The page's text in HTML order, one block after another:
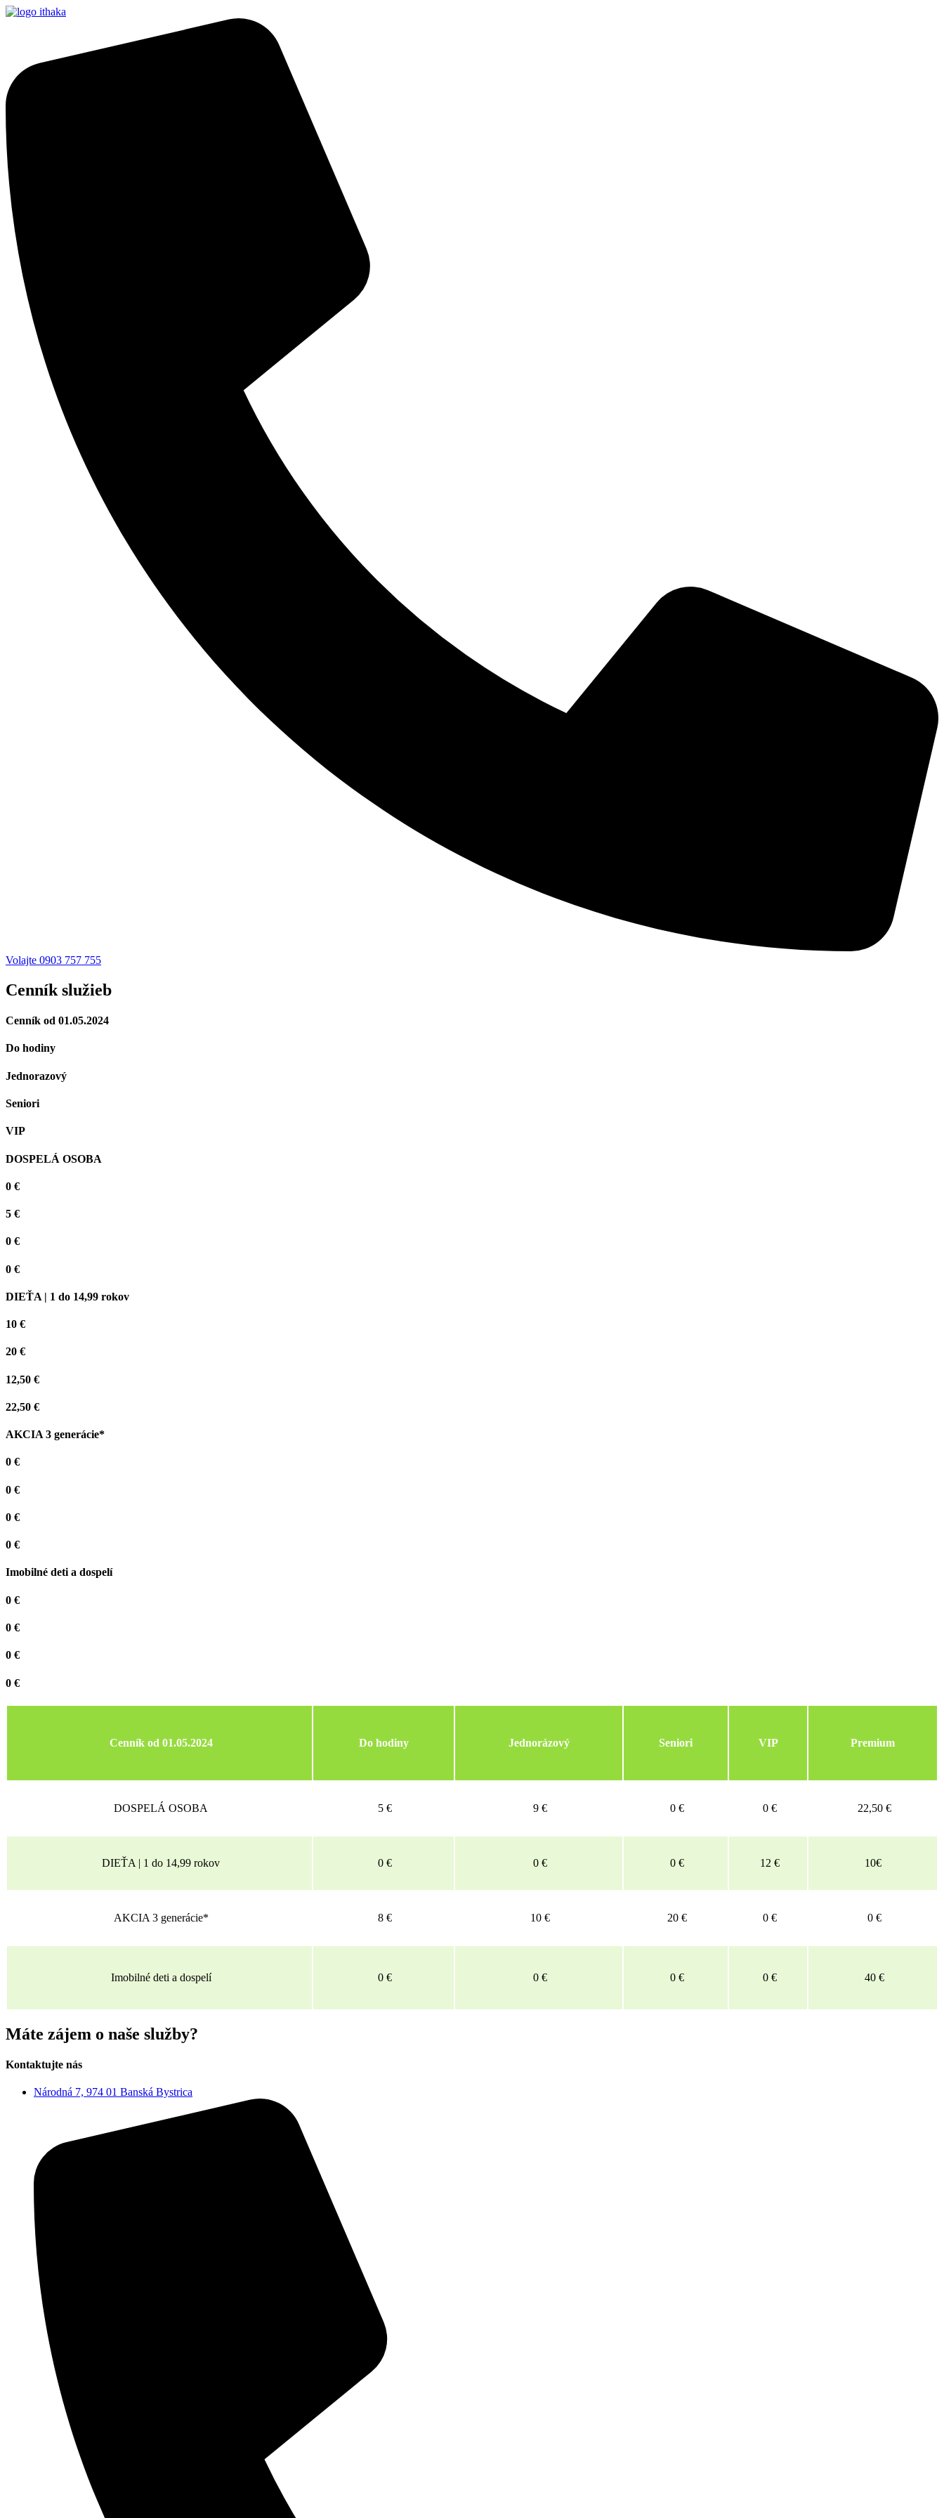
Volajte 0903 757 755
Cenník služieb
Cenník od 01.05.2024
Do hodiny
Jednorazový
Seniori
VIP
DOSPELÁ OSOBA
0 €
5 €
0 €
0 €
DIEŤA | 1 do 14,99 rokov
10 €
20 €
12,50 €
22,50 €
AKCIA 3 generácie*
0 €
0 €
0 €
0 €
Imobilné deti a dospelí
0 €
0 €
0 €
0 €
Cenník od 01.05.2024 Do hodiny Jednorázový Seniori VIP Premium
DOSPELÁ OSOBA 5 € 9 € 0 € 0 € 22,50 €
DIEŤA | 1 do 14,99 rokov 0 € 0 € 0 € 12 € 10€
AKCIA 3 generácie* 8 € 10 € 20 € 0 € 0 €
Imobilné deti a dospelí 0 € 0 € 0 € 0 € 40 €
Máte zájem o naše služby?
Kontaktujte nás
Národná 7, 974 01 Banská Bystrica